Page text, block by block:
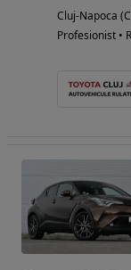
Cluj-Napoca
Profesionist •